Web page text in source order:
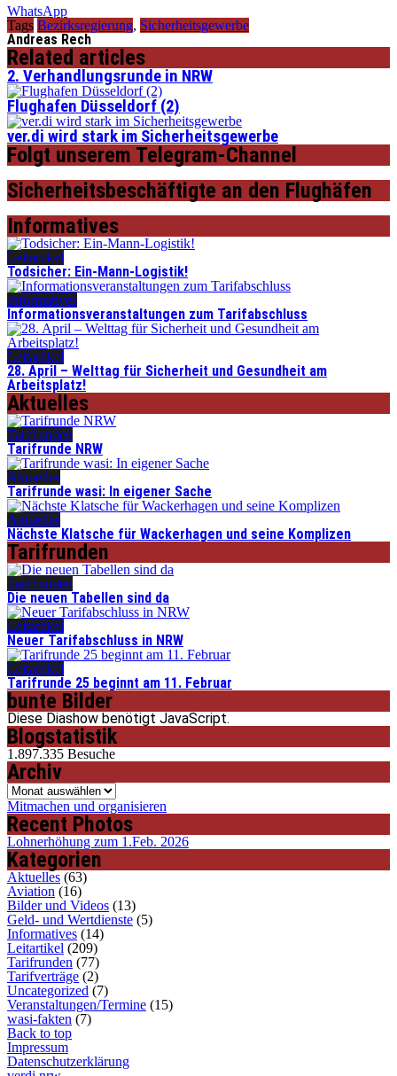
WhatsApp
Tags Bezirksregierung, Sicherheitsgewerbe
Andreas Rech
Related articles
2. Verhandlungsrunde in NRW
Flughafen Düsseldorf (2)
ver.di wird stark im Sicherheitsgewerbe
Folgt unserem Telegram-Channel
Sicherheitsbeschäftigte an den Flughäfen
Informatives
Leitartikel
Todsicher: Ein-Mann-Logistik!
Informatives
Informationsveranstaltungen zum Tarifabschluss
Leitartikel
28. April – Welttag für Sicherheit und Gesundheit am
Arbeitsplatz!
Aktuelles
Tarifrunden
Tarifrunde NRW
Aktuelles
Tarifrunde wasi: In eigener Sache
Aktuelles
Nächste Klatsche für Wackerhagen und seine Komplizen
Tarifrunden
Tarifrunden
Die neuen Tabellen sind da
Leitartikel
Neuer Tarifabschluss in NRW
Leitartikel
Tarifrunde 25 beginnt am 11. Februar
bunte Bilder
Diese Diashow benötigt JavaScript.
Blogstatistik
1.897.335 Besuche
Archiv
Archiv
Mitmachen und organisieren
Recent Photos
Lohnerhöhung zum 1.Feb. 2026
Kategorien
Aktuelles (63)
Aviation (16)
Bilder und Videos (13)
Geld- und Wertdienste (5)
Informatives (14)
Leitartikel (209)
Tarifrunden (77)
Tarifverträge (2)
Uncategorized (7)
Veranstaltungen/Termine (15)
wasi-fakten (7)
Back to top
Impressum
Datenschutzerklärung